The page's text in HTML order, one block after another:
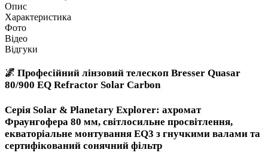
Опис
Характеристика
Фото
Відео
Відгуки
🌌 Професійний лінзовий телескоп Bresser Quasar
80/900 EQ Refractor Solar Carbon
Серія Solar & Planetary Explorer: ахромат
Фраунгофера 80 мм, світлосильне просвітлення,
екваторіальне монтування EQ3 з гнучкими валами та
сертифікований сонячний фільтр